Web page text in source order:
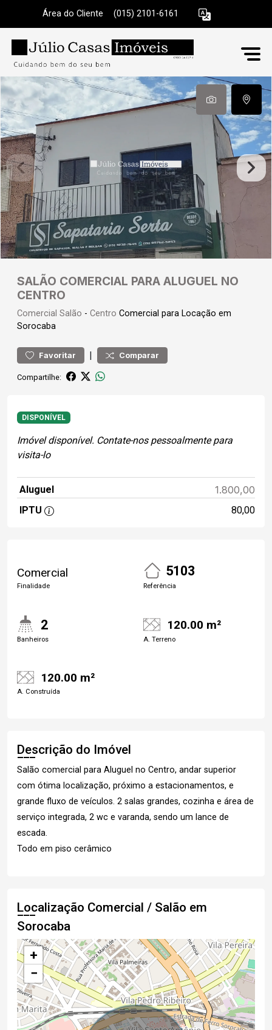
Área do Cliente (015) 2101-6161
SALÃO COMERCIAL PARA ALUGUEL NO
CENTRO
Comercial Salão - Centro Comercial para Locação em
Sorocaba
Favoritar | Comparar
Compartilhe:
DISPONÍVEL
Imóvel disponível. Contate-nos pessoalmente para
visita-lo
Aluguel 1.800,00
IPTU 80,00
Comercial
Finalidade
5103
Referência
2
Banheiros
120.00 m²
A. Terreno
120.00 m²
A. Construída
Descrição do Imóvel
Salão comercial para Aluguel no Centro, andar superior
com ótima localização, próximo a estacionamentos, e
grande fluxo de veículos. 2 salas grandes, cozinha e área de
serviço integrada, 2 wc e varanda, sendo um lance de
escada.
Todo em piso cerâmico
Localização Comercial / Salão em
Sorocaba
+
−